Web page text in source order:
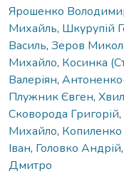
Ярошенко
Михайль, Шкурупій
Василь, Зеров
Михайло, Косинка
Валеріян,
Плужник Євген,
Сковорода Григорій,
Михайло,
Іван, Головко Андрій,
Дмитро